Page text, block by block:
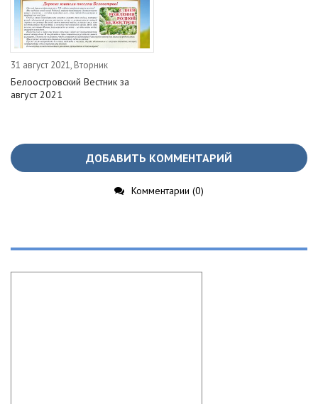
31 август 2021, Вторник
Белоостровский Вестник за
август 2021
ДОБАВИТЬ КОММЕНТАРИЙ
Комментарии (0)